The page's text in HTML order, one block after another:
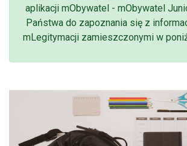
aplikacji mObywatel - mObywatel
Państwa do zapoznania się z
mLegitymacji zamieszczonymi w